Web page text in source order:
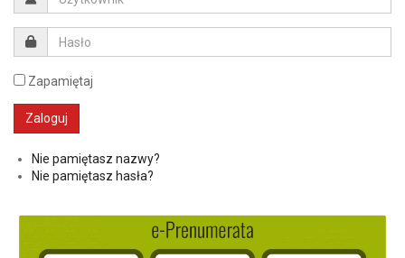
Zapamiętaj
Nie pamiętasz nazwy?
Nie pamiętasz hasła?